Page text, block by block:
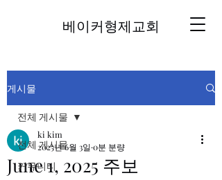
베이커형제교회
게시물
전체 게시물
커뮤니티
전체 게시물
June 1, 2025 주보
ki kim
2025년 6월 3일 0분 분량